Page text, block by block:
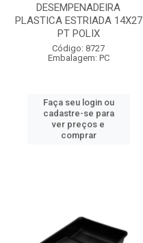
DESEMPENADEIRA
PLASTICA ESTRIADA 14X27
PT POLIX
Código: 8727
Embalagem: PC
Faça seu login ou
cadastre-se para
ver preços e
comprar